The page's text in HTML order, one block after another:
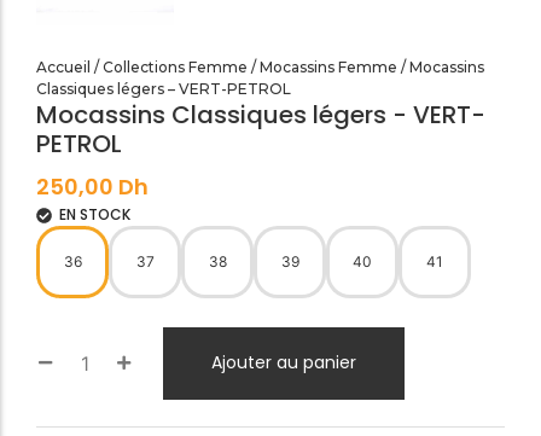
Accueil / Collections Femme / Mocassins Femme / Mocassins
Classiques légers – VERT-PETROL
Mocassins Classiques légers - VERT-
PETROL
250,00 Dh
EN STOCK
36 37 38 39 40 41
Ajouter au panier